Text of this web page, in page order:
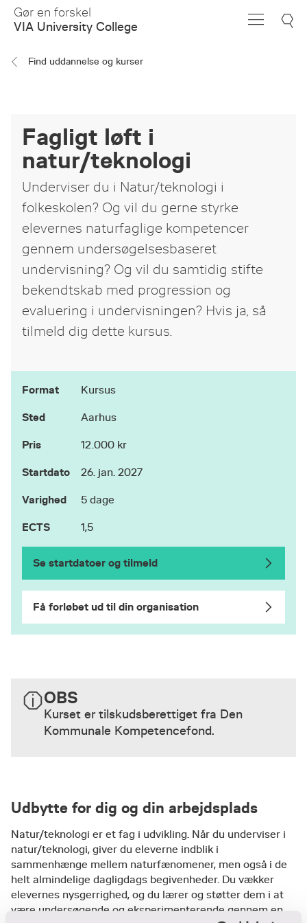
Skip
Main
Gør en forskel
VIA University College
Find uddannelse og kurser
Fagligt løft i
natur/teknologi
​Underviser du i Natur/teknologi i
folkeskolen? Og vil du gerne styrke
elevernes naturfaglige kompetencer
gennem undersøgelsesbaseret
undervisning? Og vil du samtidig stifte
bekendtskab med progression og
evaluering i undervisningen? Hvis ja, så
tilmeld dig dette kursus.
Format Kursus
Sted Aarhus
Pris 12.000 kr
Startdato 26. jan. 2027
Varighed 5 dage
ECTS 1,5
Se startdatoer og tilmeld
Få forløbet ud til din organisation
OBS
Kurset er tilskudsberettiget fra Den
Kommunale Kompetencefond.
Udbytte for dig og din arbejdsplads
​Natur/teknologi er et fag i udvikling. Når du underviser i
natur/teknologi, giver du eleverne indblik i
sammenhænge mellem naturfænomener, men også i de
helt almindelige dagligdags begivenheder. Du vækker
elevernes nysgerrighed, og du lærer og støtter dem i at
være undersøgende og eksperimenterende gennem en